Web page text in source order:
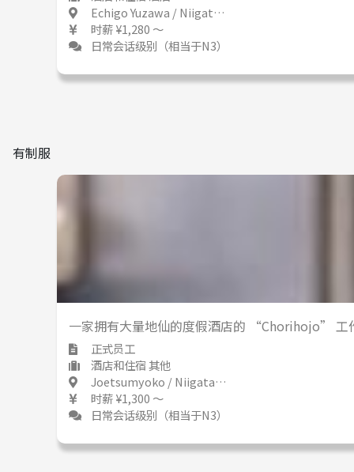
Echigo Yuzawa / Niigata 越後湯沢 / 新潟県
时薪 ¥1,280 ～
日常会话级别（相当于N3）
有制服
一家拥有大量地仙的度假酒店的 “Chorihojo”
正式员工
酒店和住宿 其他
Joetsumyoko / Niigata 上越妙高 / 新潟県
时薪 ¥1,300 ～
日常会话级别（相当于N3）